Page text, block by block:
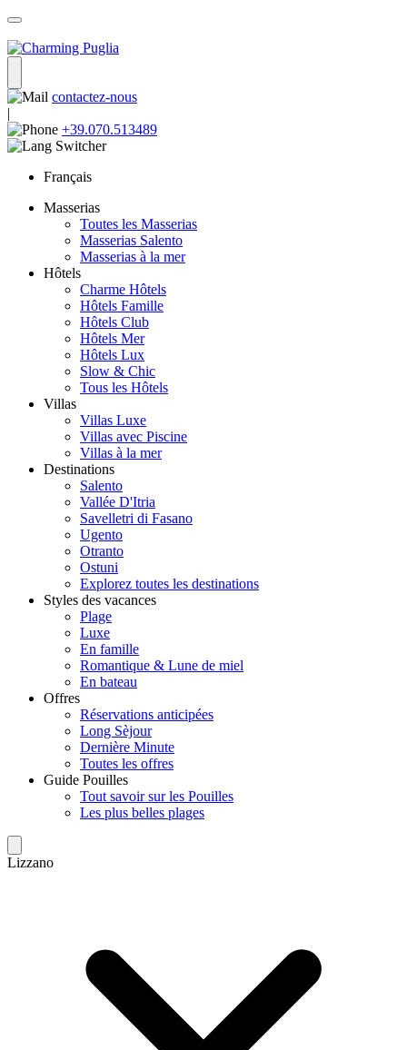
contactez-nous
|
+39.070.513489
Français
Masserias
Toutes les Masserias
Masserias Salento
Masserias à la mer
Hôtels
Charme Hôtels
Hôtels Famille
Hôtels Club
Hôtels Mer
Hôtels Lux
Slow & Chic
Tous les Hôtels
Villas
Villas Luxe
Villas avec Piscine
Villas à la mer
Destinations
Salento
Vallée D'Itria
Savelletri di Fasano
Ugento
Otranto
Ostuni
Explorez toutes les destinations
Styles des vacances
Plage
Luxe
En famille
Romantique & Lune de miel
En bateau
Offres
Réservations anticipées
Long Sèjour
Dernière Minute
Toutes les offres
Guide Pouilles
Tout savoir sur les Pouilles
Les plus belles plages
Lizzano